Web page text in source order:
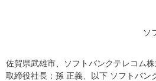
ソ
佐賀県武雄市、ソフトバンクテレコム
取締役社長：孫 正義、以下 ソフトバン